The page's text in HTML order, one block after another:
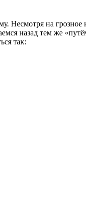
Несмотря на
назад тем же
так: